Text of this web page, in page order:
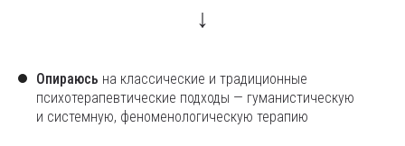
↓
Опираюсь на классические и традиционные
психотерапевтические подходы — гуманистическую
и системную, феноменологическую терапию